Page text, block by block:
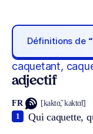
Définitions de
caquetant,
adjectif
FR [kaktɑ̃, kaktɑ̃t]
Qui caquette,
1